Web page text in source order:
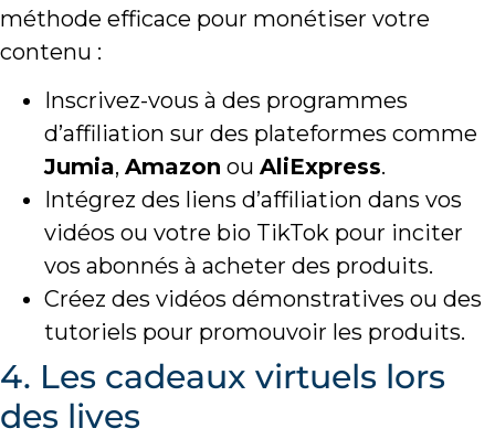
méthode efficace pour monétiser votre
contenu :
Inscrivez-vous à des programmes
d’affiliation sur des plateformes comme
Jumia, Amazon ou AliExpress.
Intégrez des liens d’affiliation dans vos
vidéos ou votre bio TikTok pour inciter
vos abonnés à acheter des produits.
Créez des vidéos démonstratives ou des
tutoriels pour promouvoir les produits.
4. Les cadeaux virtuels lors
des lives